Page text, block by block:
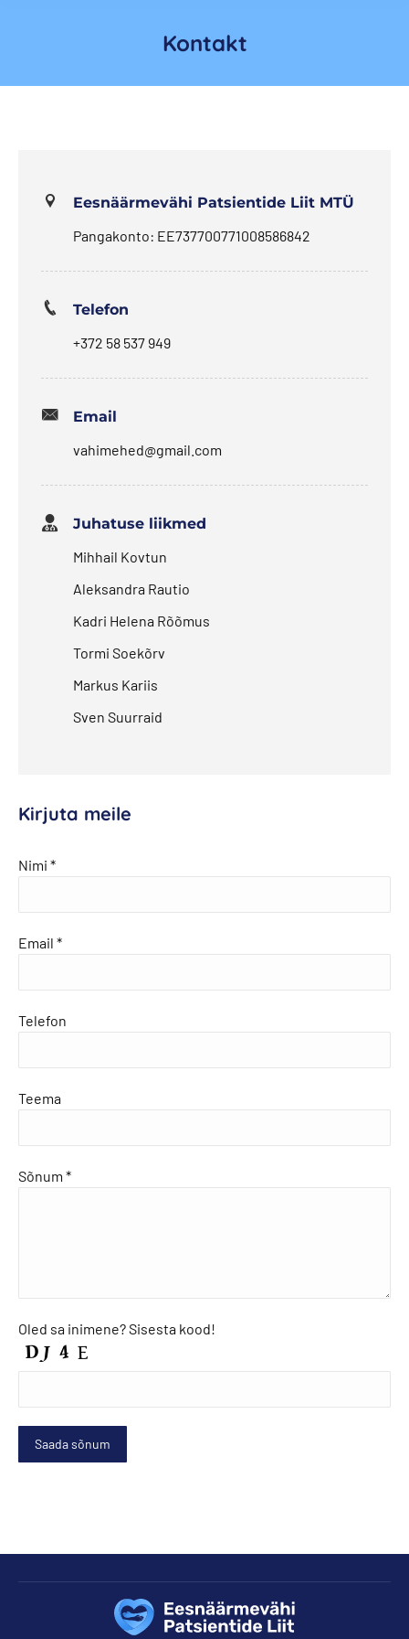
Kontakt
Eesnäärmevähi Patsientide Liit MTÜ
Pangakonto: EE737700771008586842
Telefon
+372 58 537 949
Email
vahimehed@gmail.com
Juhatuse liikmed
Mihhail Kovtun
Aleksandra Rautio
Kadri Helena Rõõmus
Tormi Soekõrv
Markus Kariis
Sven Suurraid
Kirjuta meile
Nimi *
Email *
Telefon
Teema
Sõnum *
Oled sa inimene? Sisesta kood!